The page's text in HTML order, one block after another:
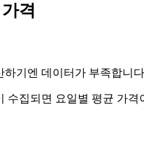
격
하기엔 데이터가 부족합니다
수집되면 요일별 평균 가격